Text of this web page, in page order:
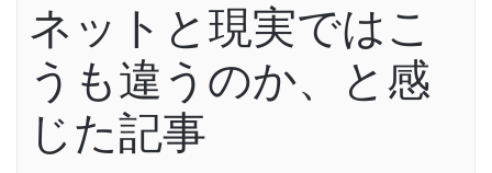
ネットと現実ではこ
うも違うのか、と感
じた記事